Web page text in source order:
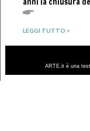
LEGGI TUTTO >
ARTE.it è una